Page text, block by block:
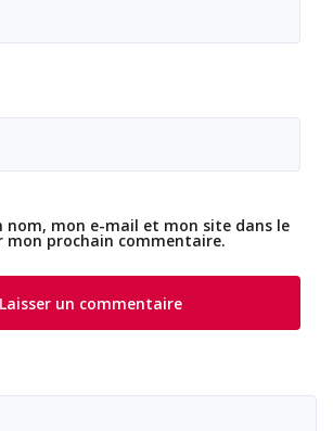
nom, mon e-mail et mon site dans le
mon prochain commentaire.